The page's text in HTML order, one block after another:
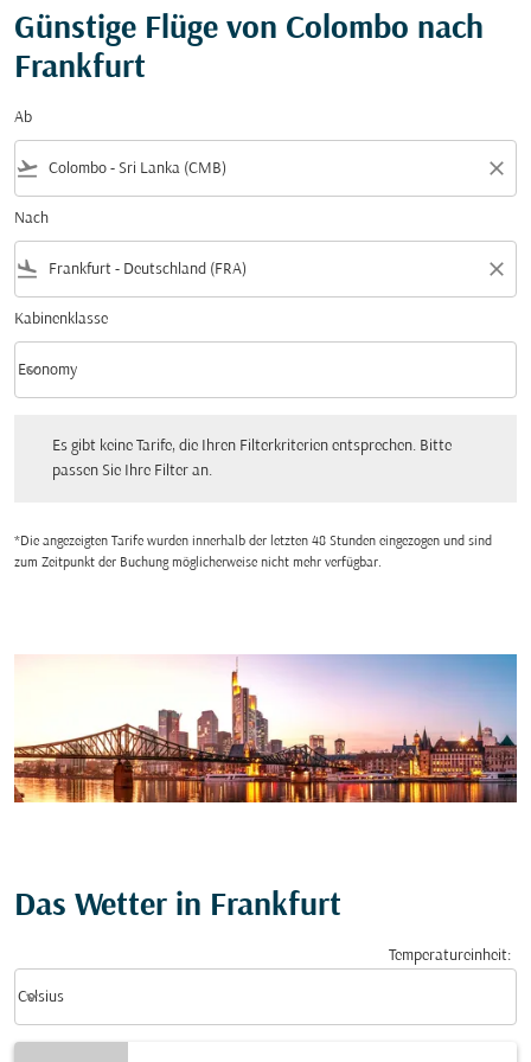
Günstige Flüge von Colombo nach
Frankfurt
Ab
flight_takeoff close
Nach
flight_land close
Kabinenklasse
Kabinenklasse option Economy Selected
Economy
keyboard_arrow_down
Es gibt keine Tarife, die Ihren Filterkriterien entsprechen. Bitte
passen Sie Ihre Filter an.
*Die angezeigten Tarife wurden innerhalb der letzten 48 Stunden eingezogen und sind
zum Zeitpunkt der Buchung möglicherweise nicht mehr verfügbar.
Das Wetter in Frankfurt
Temperatureinheit:
Celsius
keyboard_arrow_down